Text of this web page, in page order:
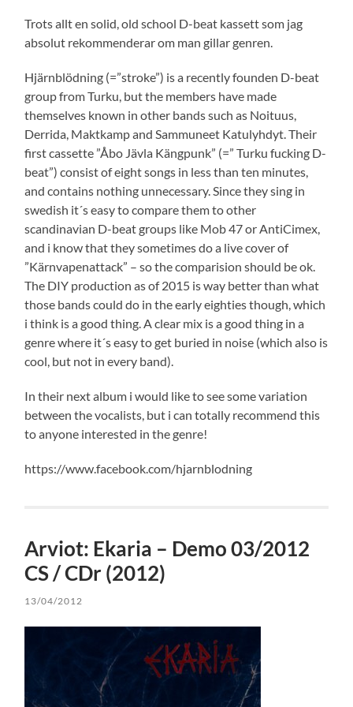
Trots allt en solid, old school D-beat kassett som jag
absolut rekommenderar om man gillar genren.
Hjärnblödning (=”stroke”) is a recently founden D-beat
group from Turku, but the members have made
themselves known in other bands such as Noituus,
Derrida, Maktkamp and Sammuneet Katulyhdyt. Their
first cassette ”Åbo Jävla Kängpunk” (=” Turku fucking D-
beat”) consist of eight songs in less than ten minutes,
and contains nothing unnecessary. Since they sing in
swedish it´s easy to compare them to other
scandinavian D-beat groups like Mob 47 or AntiCimex,
and i know that they sometimes do a live cover of
”Kärnvapenattack” – so the comparision should be ok.
The DIY production as of 2015 is way better than what
those bands could do in the early eighties though, which
i think is a good thing. A clear mix is a good thing in a
genre where it´s easy to get buried in noise (which also is
cool, but not in every band).
In their next album i would like to see some variation
between the vocalists, but i can totally recommend this
to anyone interested in the genre!
https://www.facebook.com/hjarnblodning
Arviot: Ekaria – Demo 03/2012
CS / CDr (2012)
13/04/2012